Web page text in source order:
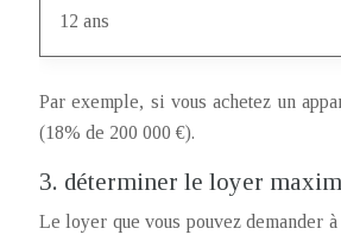
12 ans
Par exemple, si vous achetez un
(18% de 200 000 €).
3. déterminer le loyer
Le loyer que vous pouvez demander